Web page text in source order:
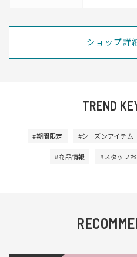
ショップ詳
TREND
#期間限定 #シーズンアイテム
#商品情報 #スタッフ